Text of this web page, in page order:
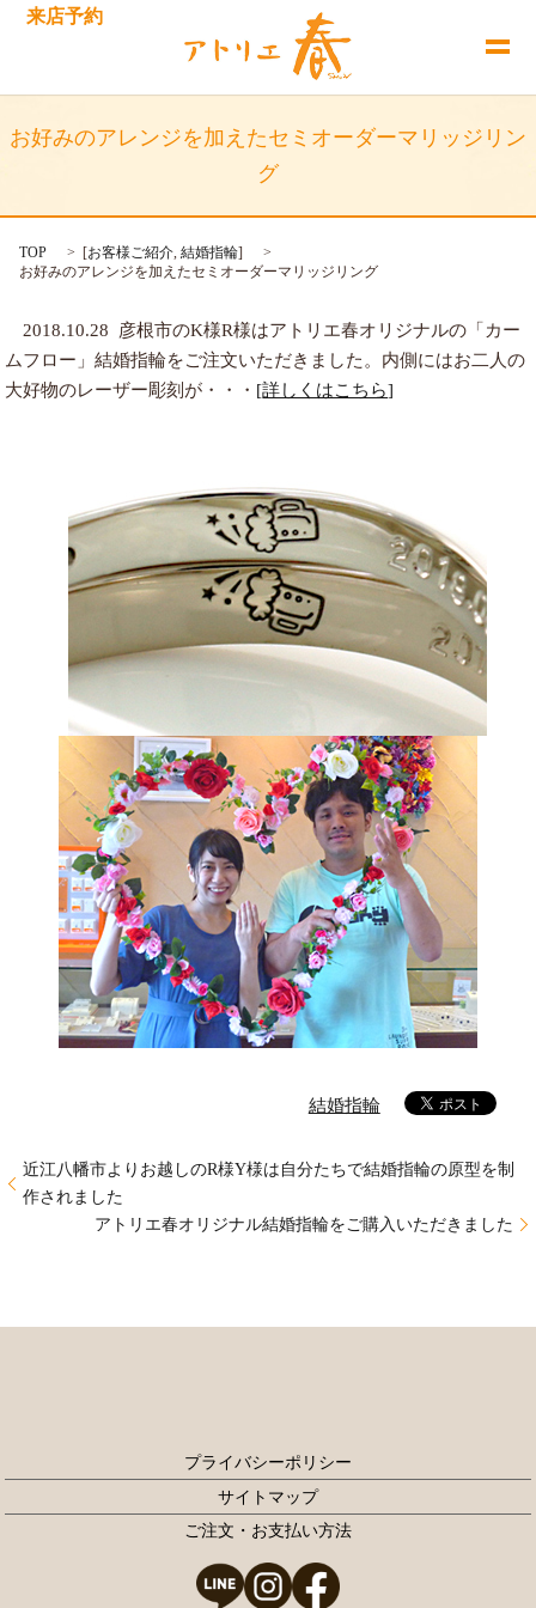
来店予約
お好みのアレンジを加えたセミオーダーマリッジリン
グ
TOP [お客様ご紹介 ,結婚指輪]
お好みのアレンジを加えたセミオーダーマリッジリング
2018.10.28 彦根市のK様R様はアトリエ春オリジナルの「カー
ムフロー」結婚指輪をご注文いただきました。内側にはお二人の
大好物のレーザー彫刻が・・・ [詳しくはこちら]
結婚指輪
近江八幡市よりお越しのR様Y様は自分たちで結婚指輪の原型を制
作されました
アトリエ春オリジナル結婚指輪をご購入いただきました
プライバシーポリシー
サイトマップ
ご注文・お支払い方法